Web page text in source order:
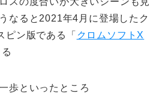
なると2021年4月に登場したク
ピン版である「 クロムソフトX
歩といったところ